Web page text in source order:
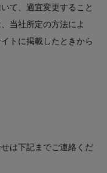
て、適宜変更すること
当社所定の方法によ
トに掲載したときから
は下記までご連絡くだ